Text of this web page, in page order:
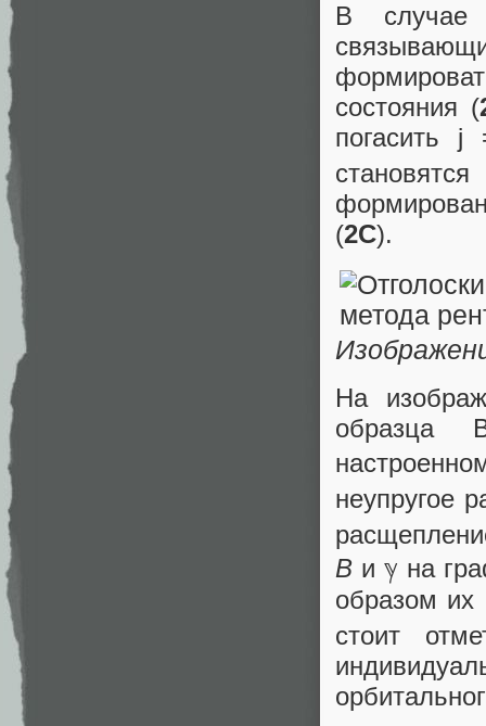
В случае
состояния (
погасить
(2С).
На
образца
неупругое
B и ℽ на
образом их
стоит